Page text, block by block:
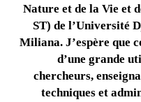
Nature et de la Vie et
ST) de l’Université
Miliana. J’espère que
d’une grande
chercheurs,
techniques et